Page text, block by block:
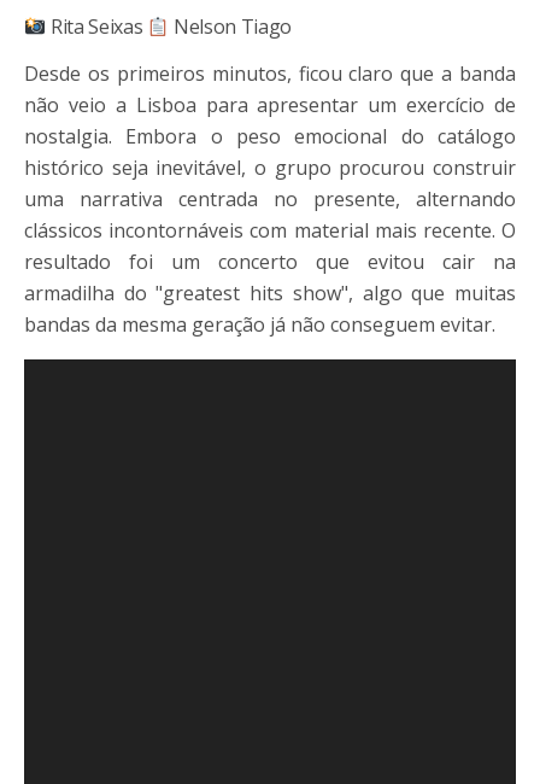
Rita Seixas
Nelson Tiago
Desde os primeiros minutos, ficou claro que a banda
não veio a Lisboa para apresentar um exercício de
nostalgia. Embora o peso emocional do catálogo
histórico seja inevitável, o grupo procurou construir
uma narrativa centrada no presente, alternando
clássicos incontornáveis com material mais recente. O
resultado foi um concerto que evitou cair na
armadilha do "greatest hits show", algo que muitas
bandas da mesma geração já não conseguem evitar.